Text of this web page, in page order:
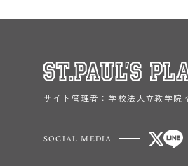
サイト管理者：学校法人立教学院
SOCIAL MEDIA